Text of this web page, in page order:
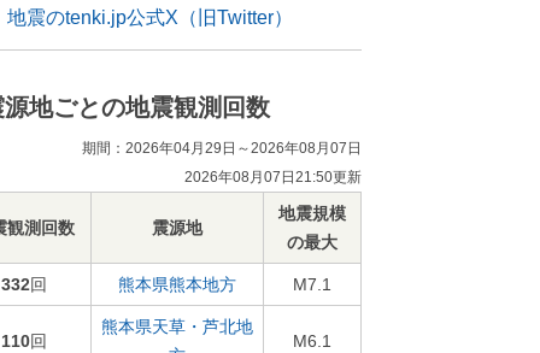
地震のtenki.jp公式X（旧Twitter）
源地ごとの地震観測回数
期間：2026年04月29日～2026年08月07日
2026年08月07日21:50更新
観測回数 震源地
地震規模
の最大
332回 熊本県熊本地方 M7.1
110回
熊本県天草・芦北地
M6.1